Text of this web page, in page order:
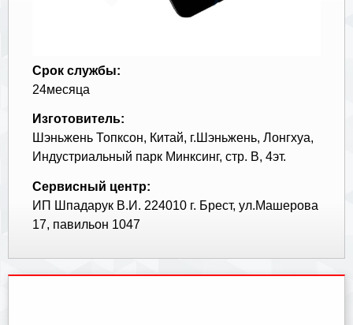
Срок службы:
24месяца
Изготовитель:
Шэньжень Топксон, Китай, г.Шэньжень, Лонгхуа,
Индустриальный парк Минксинг, стр. В, 4эт.
Сервисный центр:
ИП Шпадарук В.И. 224010 г. Брест, ул.Машерова
17, павильон 1047